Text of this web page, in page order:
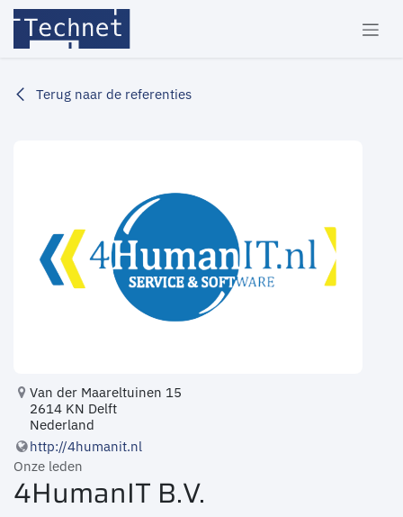
Overslaan naar inhoud
Terug naar de referenties
Van der Maareltuinen 15
2614 KN Delft
Nederland
http://4humanit.nl
Onze leden
4HumanIT B.V.